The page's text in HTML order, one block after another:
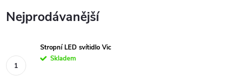
Nejprodávanější
Stropní LED svítidlo Vic
Skladem